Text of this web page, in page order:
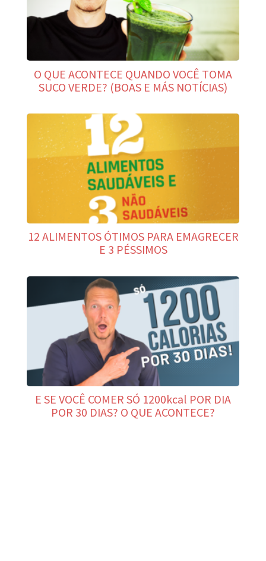
O QUE ACONTECE QUANDO VOCÊ TOMA
SUCO VERDE? (BOAS E MÁS NOTÍCIAS)
12 ALIMENTOS ÓTIMOS PARA EMAGRECER
E 3 PÉSSIMOS
E SE VOCÊ COMER SÓ 1200kcal POR DIA
POR 30 DIAS? O QUE ACONTECE?